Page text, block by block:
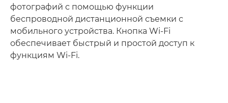
фотографий с помощью функции
беспроводной дистанционной съемки с
мобильного устройства. Кнопка Wi-Fi
обеспечивает быстрый и простой доступ к
функциям Wi-Fi.